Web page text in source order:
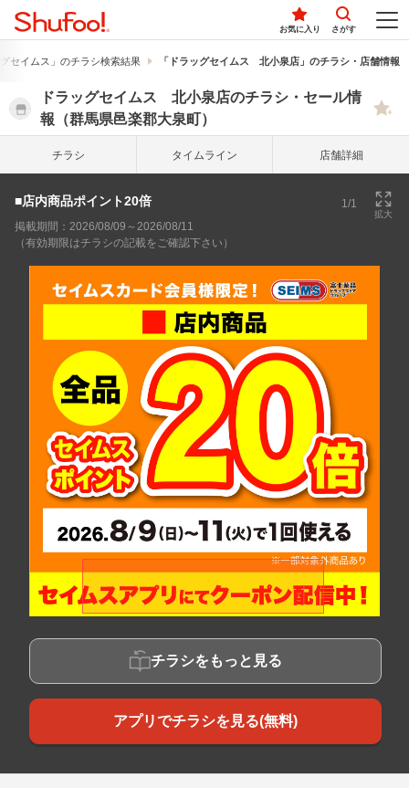
お気に入り さがす
セイムス」のチラシ検索結果 「ドラッグセイムス 北小泉店」のチラシ・店舗情報
ドラッグセイムス 北小泉店のチラシ・セール情
報（群馬県邑楽郡大泉町）
チラシ タイム ライン 店舗詳細
■店内商品ポイント20倍 1/1
拡大
掲載期間：2026/08/09～2026/08/11
（有効期限はチラシの記載をご確認下さい）
チラシをもっと見る
アプリでチラシを見る(無料)